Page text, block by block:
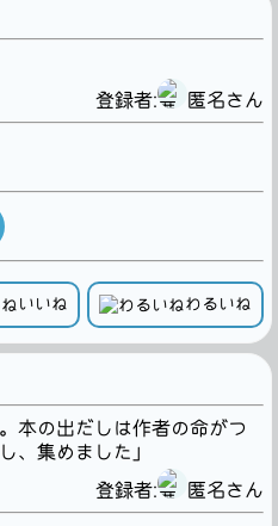
登録者:
匿名さん
いいね わるいね
本の出だしは作者の命がつ
、集めました」
登録者:
匿名さん